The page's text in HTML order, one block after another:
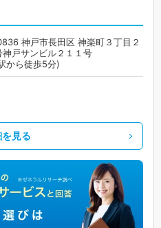
神戸市長田区 神楽町３丁目２
神戸サンビル２１１号
から徒歩5分)
見る